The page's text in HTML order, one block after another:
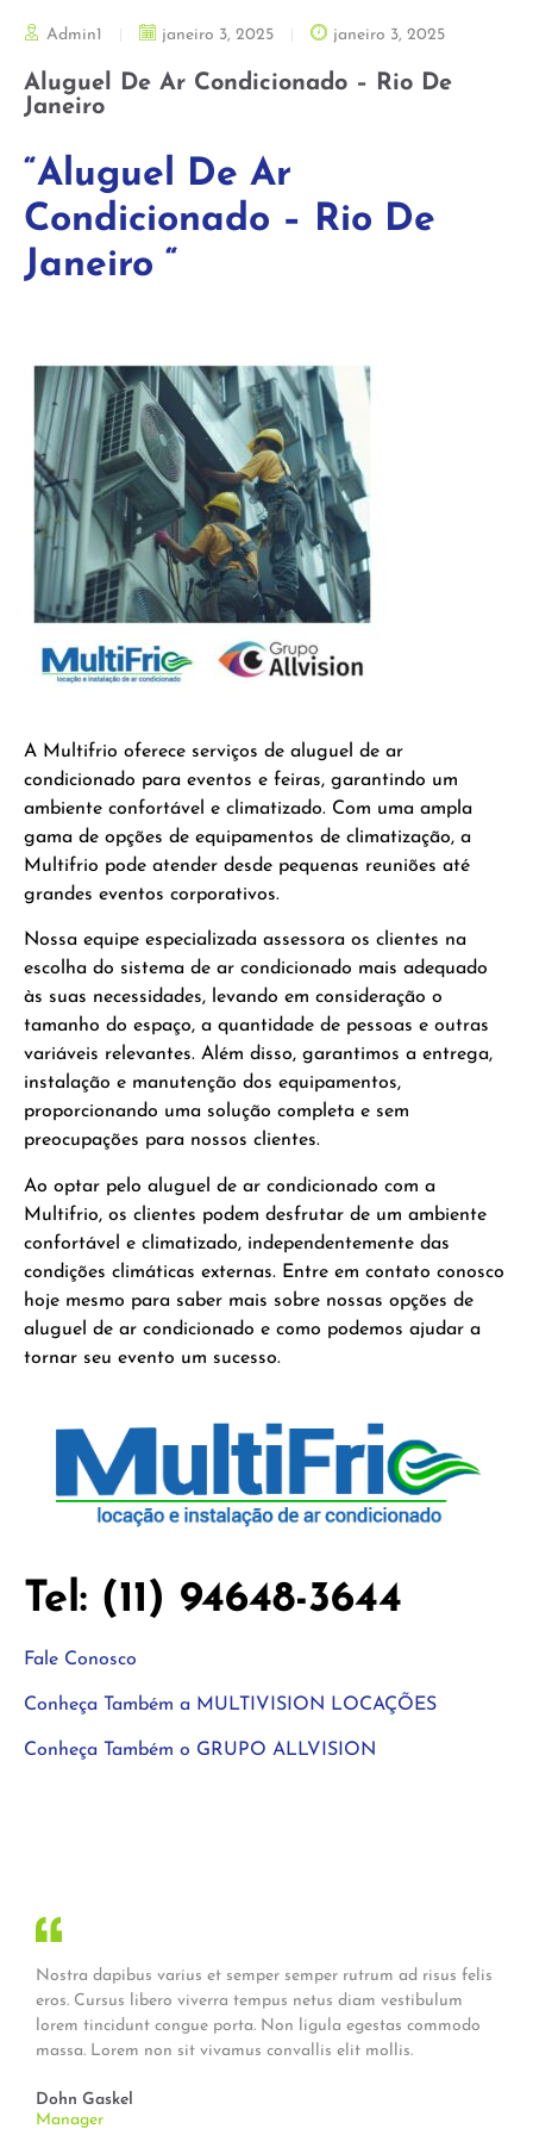
Admin1 janeiro 3, 2025 janeiro 3, 2025
Aluguel De Ar Condicionado – Rio De
Janeiro
“Aluguel De Ar
Condicionado – Rio De
Janeiro “
A Multifrio oferece serviços de aluguel de ar
condicionado para eventos e feiras, garantindo um
ambiente confortável e climatizado. Com uma ampla
gama de opções de equipamentos de climatização, a
Multifrio pode atender desde pequenas reuniões até
grandes eventos corporativos.
Nossa equipe especializada assessora os clientes na
escolha do sistema de ar condicionado mais adequado
às suas necessidades, levando em consideração o
tamanho do espaço, a quantidade de pessoas e outras
variáveis relevantes. Além disso, garantimos a entrega,
instalação e manutenção dos equipamentos,
proporcionando uma solução completa e sem
preocupações para nossos clientes.
Ao optar pelo aluguel de ar condicionado com a
Multifrio, os clientes podem desfrutar de um ambiente
confortável e climatizado, independentemente das
condições climáticas externas. Entre em contato conosco
hoje mesmo para saber mais sobre nossas opções de
aluguel de ar condicionado e como podemos ajudar a
tornar seu evento um sucesso.
Tel: (11) 94648-3644
Fale Conosco
Conheça Também a MULTIVISION LOCAÇÕES
Conheça Também o GRUPO ALLVISION
Nostra dapibus varius et semper semper rutrum ad risus felis
eros. Cursus libero viverra tempus netus diam vestibulum
lorem tincidunt congue porta. Non ligula egestas commodo
massa. Lorem non sit vivamus convallis elit mollis.
Dohn Gaskel
Manager